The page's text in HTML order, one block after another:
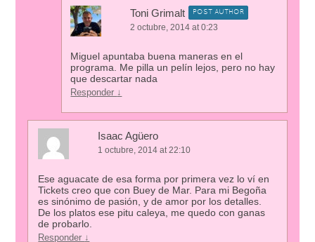
Toni Grimalt POST AUTHOR
2 octubre, 2014 at 0:23
Miguel apuntaba buena maneras en el
programa. Me pilla un pelín lejos, pero no hay
que descartar nada
Responder ↓
Isaac Agüero
1 octubre, 2014 at 22:10
Ese aguacate de esa forma por primera vez lo ví en
Tickets creo que con Buey de Mar. Para mi Begoña
es sinónimo de pasión, y de amor por los detalles.
De los platos ese pitu caleya, me quedo con ganas
de probarlo.
Responder ↓